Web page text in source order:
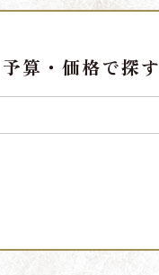
予算・価格で探す